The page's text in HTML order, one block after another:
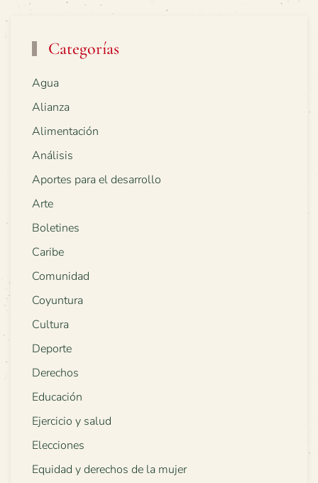
Categorías
Agua
Alianza
Alimentación
Análisis
Aportes para el desarrollo
Arte
Boletines
Caribe
Comunidad
Coyuntura
Cultura
Deporte
Derechos
Educación
Ejercicio y salud
Elecciones
Equidad y derechos de la mujer